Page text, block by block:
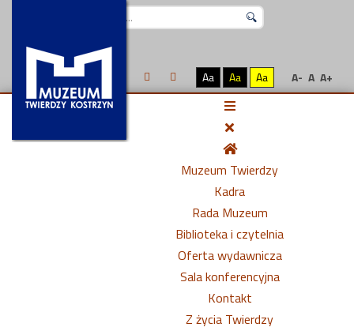
Aa Aa Aa A- A A+
Muzeum Twierdzy
Kadra
Rada Muzeum
Biblioteka i czytelnia
Oferta wydawnicza
Sala konferencyjna
Kontakt
Z życia Twierdzy